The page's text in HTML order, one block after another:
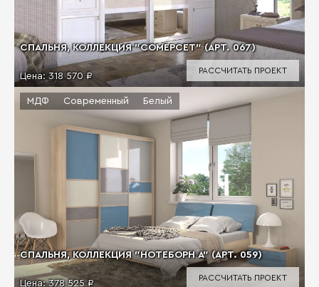
СПАЛЬНЯ, КОЛЛЕКЦИЯ "СОМЕРСЕТ" (АРТ. 067)
Цена:318 570 ₽
РАССЧИТАТЬ ПРОЕКТ
СПАЛЬНЯ, КОЛЛЕКЦИЯ "НОТЕБОРН А" (АРТ. 059)
Цена:378 525 ₽
МДФ Современный Белый
РАССЧИТАТЬ ПРОЕКТ